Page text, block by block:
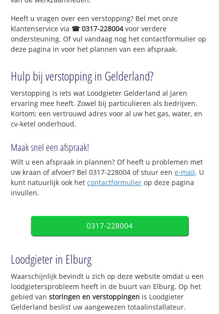
Heeft u vragen over een verstopping? Bel met onze
klantenservice via ☎ 0317-228004voor verdere
ondersteuning. Of vul vandaag nog het contactformulier op
deze pagina in voor het plannen van een afspraak.
Hulp bij verstopping in Gelderland?
Verstopping is iets wat Loodgieter Gelderland al jaren
ervaring mee heeft. Zowel bij particulieren als bedrijven.
Kortom; een vertrouwd adres voor al uw het gas, water, en
cv-ketel onderhoud.
Maak snel een afspraak!
Wilt u een afspraak in plannen? Of heeft u problemen met
uw kraan of afvoer? Bel 0317-228004 of stuur eene-mail. U
kunt natuurlijk ook hetcontactformulier op deze pagina
invullen.
0317-228004
Loodgieter in Elburg
Waarschijnlijk bevindt u zich op deze website omdat u een
loodgietersprobleem heeft in de buurt van Elburg. Op het
gebied vanstoringen en verstoppingen is Loodgieter
Gelderland beslist uw aangewezen totaalinstallateur.